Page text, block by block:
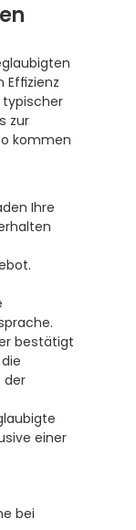
Effizienz
typischer
zur
kommen
Ihre
bestätigt
der
einer
bei